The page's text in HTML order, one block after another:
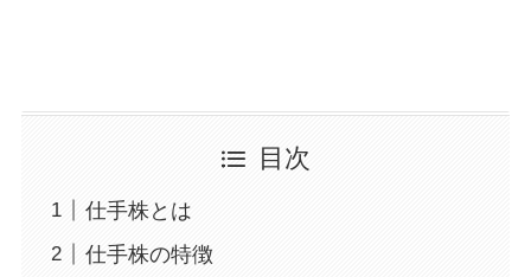
目次
仕手株とは
仕手株の特徴